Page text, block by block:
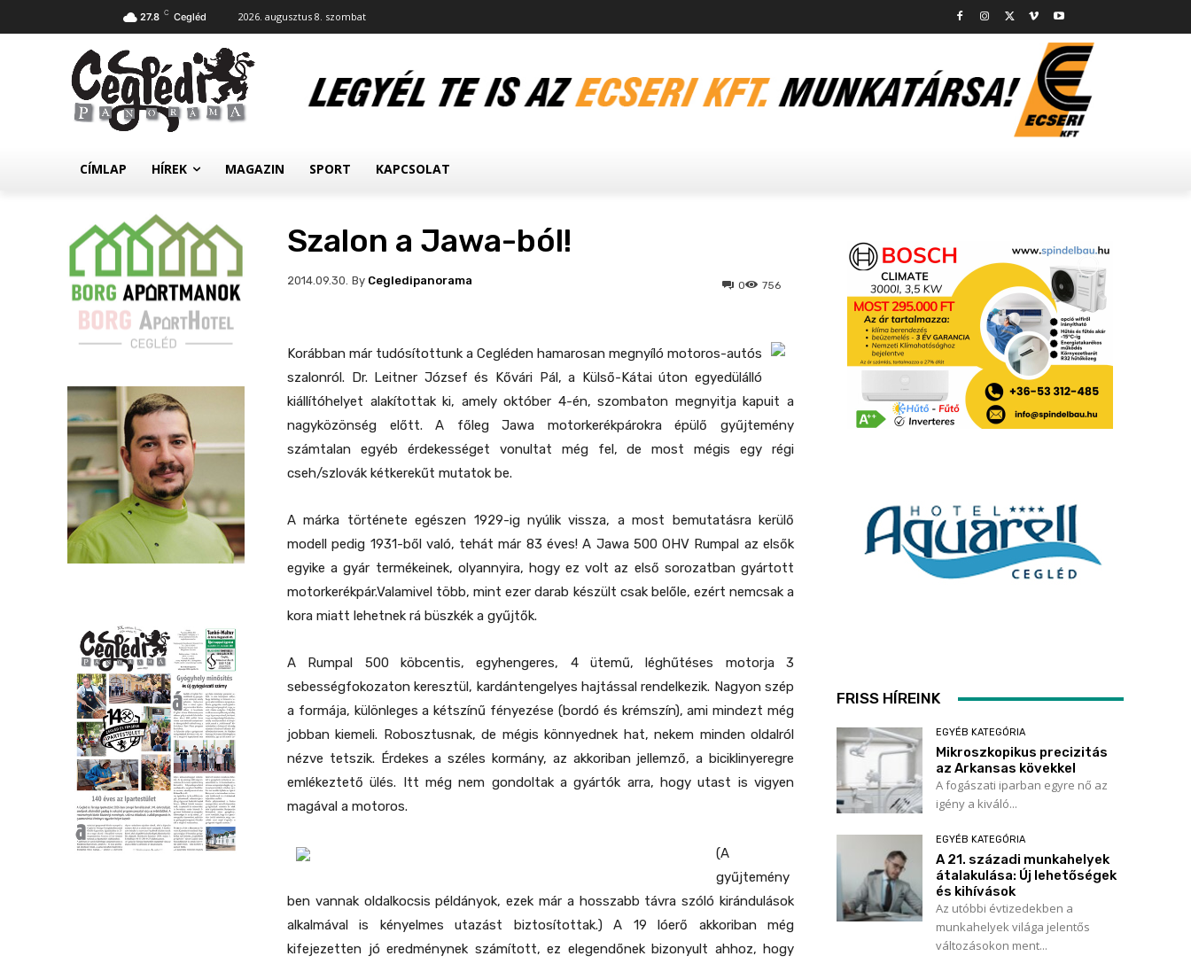
27.8 C Cegléd 2026. augusztus 8. szombat
CÍMLAP HÍREK MAGAZIN SPORT KAPCSOLAT
Szalon a Jawa-ból!
2014.09.30. 756
0
By Cegledipanorama
Korábban már tudósítottunk a Cegléden hamarosan megnyíló motoros-autós
szalonról. Dr. Leitner József és Kővári Pál, a Külső-Kátai úton egyedülálló
kiállítóhelyet alakítottak ki, amely október 4-én, szombaton megnyitja kapuit a
nagyközönség előtt. A főleg Jawa motorkerékpárokra épülő gyűjtemény
számtalan egyéb érdekességet vonultat még fel, de most mégis egy régi
cseh/szlovák kétkerekűt mutatok be.
A márka története egészen 1929-ig nyúlik vissza, a most bemutatásra kerülő
modell pedig 1931-ből való, tehát már 83 éves! A Jawa 500 OHV Rumpal az elsők
egyike a gyár termékeinek, olyannyira, hogy ez volt az első sorozatban gyártott
motorkerékpár.Valamivel több, mint ezer darab készült csak belőle, ezért nemcsak a
kora miatt lehetnek rá büszkék a gyűjtők.
A Rumpal 500 köbcentis, egyhengeres, 4 ütemű, léghűtéses motorja 3
sebességfokozaton keresztül, kardántengelyes hajtással rendelkezik. Nagyon szép
a formája, különleges a kétszínű fényezése (bordó és krémszín), ami mindezt még
jobban kiemeli. Robosztusnak, de mégis könnyednek hat, nekem minden oldalról
nézve tetszik. Érdekes a széles kormány, az akkoriban jellemző, a biciklinyeregre
emlékeztető ülés. Itt még nem gondoltak a gyártók arra, hogy utast is vigyen
magával a motoros.
(A
gyűjtemény
ben vannak oldalkocsis példányok, ezek már a hosszabb távra szóló kirándulások
alkalmával is kényelmes utazást biztosítottak.) A 19 lóerő akkoriban még
kifejezetten jó eredménynek számított, ez elegendőnek bizonyult ahhoz, hogy
FRISS HÍREINK
EGYÉB KATEGÓRIA
Mikroszkopikus precizitás
az Arkansas kövekkel
A fogászati iparban egyre nő az
igény a kiváló...
EGYÉB KATEGÓRIA
A 21. századi munkahelyek
átalakulása: Új lehetőségek
és kihívások
Az utóbbi évtizedekben a
munkahelyek világa jelentős
változásokon ment...